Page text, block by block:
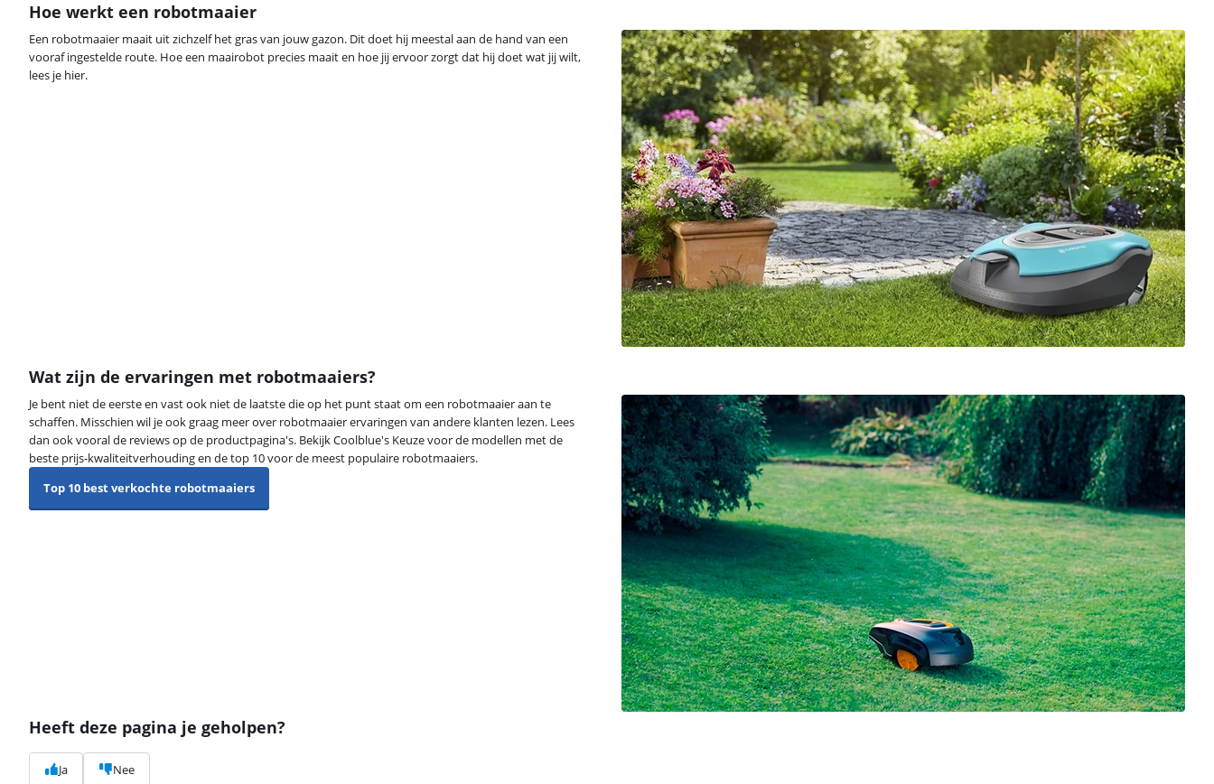
Hoe werkt een robotmaaier
Een robotmaaier maait uit zichzelf het gras van jouw gazon. Dit doet hij meestal aan de hand van een
vooraf ingestelde route. Hoe een maairobot precies maait en hoe jij ervoor zorgt dat hij doet wat jij wilt,
lees je hier.
Wat zijn de ervaringen met robotmaaiers?
Je bent niet de eerste en vast ook niet de laatste die op het punt staat om een robotmaaier aan te
schaffen. Misschien wil je ook graag meer over robotmaaier ervaringen van andere klanten lezen. Lees
dan ook vooral de reviews op de productpagina's. Bekijk Coolblue's Keuze voor de modellen met de
beste prijs-kwaliteitverhouding en de top 10 voor de meest populaire robotmaaiers.
Top 10 best verkochte robotmaaiers
Heeft deze pagina je geholpen?
Ja Nee